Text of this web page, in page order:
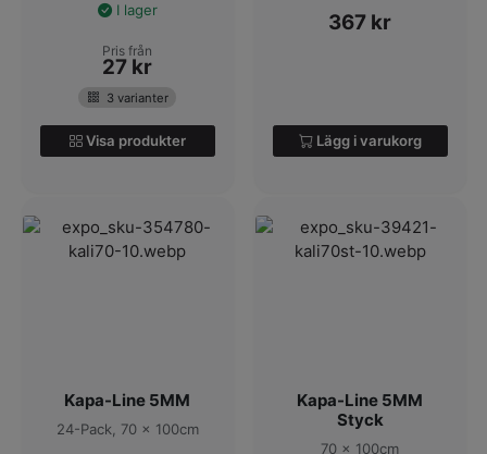
I lager
Pris från
27 kr
3 varianter
Visa produkter
367 kr
Lägg i varukorg
Kapa-Line 5MM
24-Pack, 70 x 100cm
Kapa-Line 5MM
Styck
70 x 100cm